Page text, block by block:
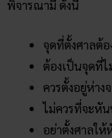
พิจารณามี ดังนี้
จุดที่ตั้งศาลต้
ต้องเป็นจุดที่
ควรตั้งอยู่ห่า
ไม่ควรที่จะหั
อย่าตั้งศาลใ